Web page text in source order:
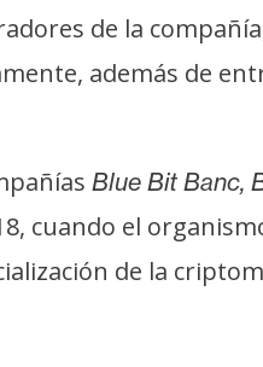
de la
además de
Blue Bit Banc,
cuando el
de la